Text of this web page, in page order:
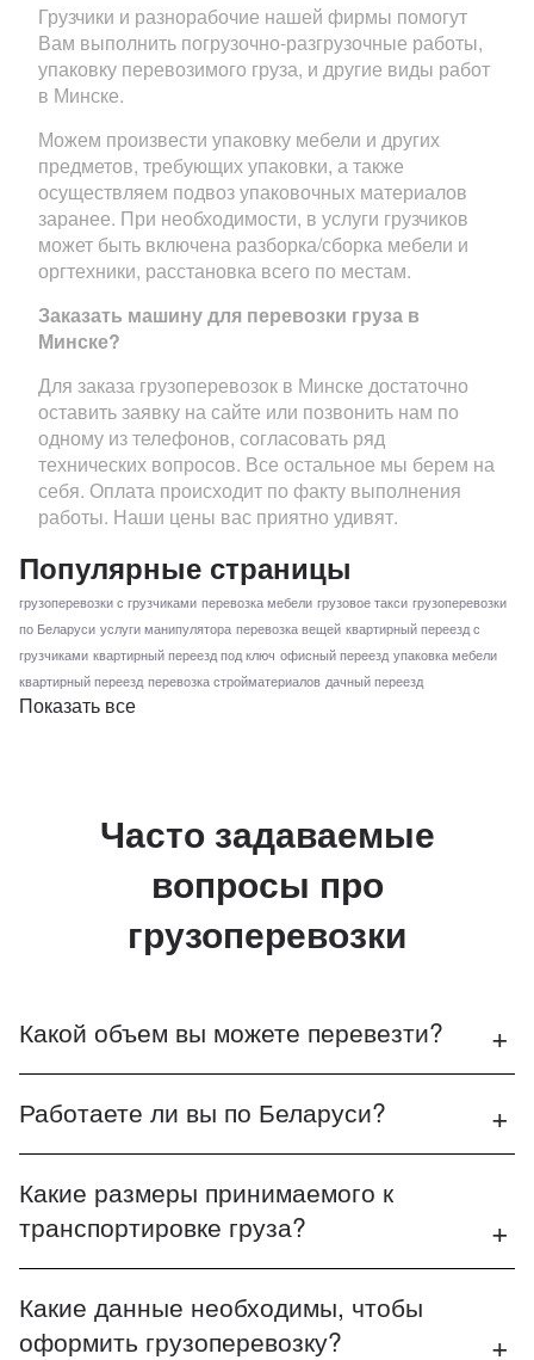
Грузчики и разнорабочие нашей фирмы помогут
Вам выполнить погрузочно-разгрузочные работы,
упаковку перевозимого груза, и другие виды работ
в Минске.
Можем произвести упаковку мебели и других
предметов, требующих упаковки, а также
осуществляем подвоз упаковочных материалов
заранее. При необходимости, в услуги грузчиков
может быть включена разборка/сборка мебели и
оргтехники, расстановка всего по местам.
Заказать машину для перевозки груза в
Минске?
Для заказа грузоперевозок в Минске достаточно
оставить заявку на сайте или позвонить нам по
одному из телефонов, согласовать ряд
технических вопросов. Все остальное мы берем на
себя. Оплата происходит по факту выполнения
работы. Наши цены вас приятно удивят.
Популярные страницы
грузоперевозки с грузчиками перевозка мебели грузовое такси грузоперевозки
по Беларуси услуги манипулятора перевозка вещей квартирный переезд с
грузчиками квартирный переезд под ключ офисный переезд упаковка мебели
квартирный переезд перевозка стройматериалов дачный переезд
Показать все
Часто задаваемые
вопросы про
грузоперевозки
Какой объем вы можете перевезти?
Работаете ли вы по Беларуси?
Какие размеры принимаемого к
транспортировке груза?
Какие данные необходимы, чтобы
оформить грузоперевозку?